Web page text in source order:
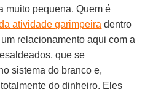
muito pequena. Quem é
atividade garimpeira dentro
relacionamento aqui com a
que se
sistema do branco e,
do dinheiro. Eles